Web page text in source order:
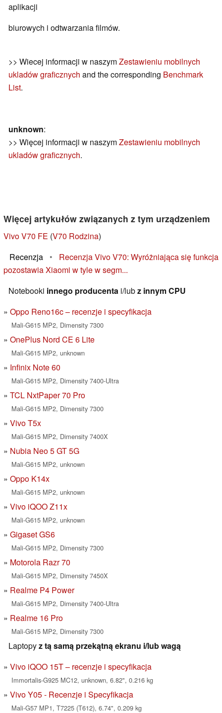
aplikacji
biurowych i odtwarzania filmów.
>> Wiecej informacji w naszymZestawieniu mobilnych
ukladów graficznych and the corresponding Benchmark
List.
unknown:
>> Więcej informacji w naszymZestawieniu mobilnych
ukladów graficznych.
Więcej artykułów związanych z tym urządzeniem
Vivo V70 FE (V70 Rodzina)
Recenzja
•
Recenzja Vivo V70: Wyróżniająca się funkcja
pozostawia Xiaomi w tyle w segm...
Notebooki innego producenta i/lubz innym CPU
Oppo Reno16c – recenzje i specyfikacja
Mali-G615 MP2, Dimensity 7300
OnePlus Nord CE 6 Lite
Mali-G615 MP2, unknown
Infinix Note 60
Mali-G615 MP2, Dimensity 7400-Ultra
TCL NxtPaper 70 Pro
Mali-G615 MP2, Dimensity 7300
Vivo T5x
Mali-G615 MP2, Dimensity 7400X
Nubia Neo 5 GT 5G
Mali-G615 MP2, unknown
Oppo K14x
Mali-G615 MP2, unknown
Vivo iQOO Z11x
Mali-G615 MP2, unknown
Gigaset GS6
Mali-G615 MP2, Dimensity 7300
Motorola Razr 70
Mali-G615 MP2, Dimensity 7450X
Realme P4 Power
Mali-G615 MP2, Dimensity 7400-Ultra
Realme 16 Pro
Mali-G615 MP2, Dimensity 7300
Laptopyz tą samą przekątną ekranu i/lub wagą
Vivo iQOO 15T – recenzje i specyfikacja
Immortalis-G925 MC12, unknown, 6.82", 0.216 kg
Vivo Y05 - Recenzje i Specyfikacja
Mali-G57 MP1, T7225 (T612), 6.74", 0.209 kg